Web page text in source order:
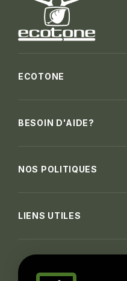
ECOTONE
BESOIN D'AIDE?
NOS POLITIQUES
LIENS UTILES